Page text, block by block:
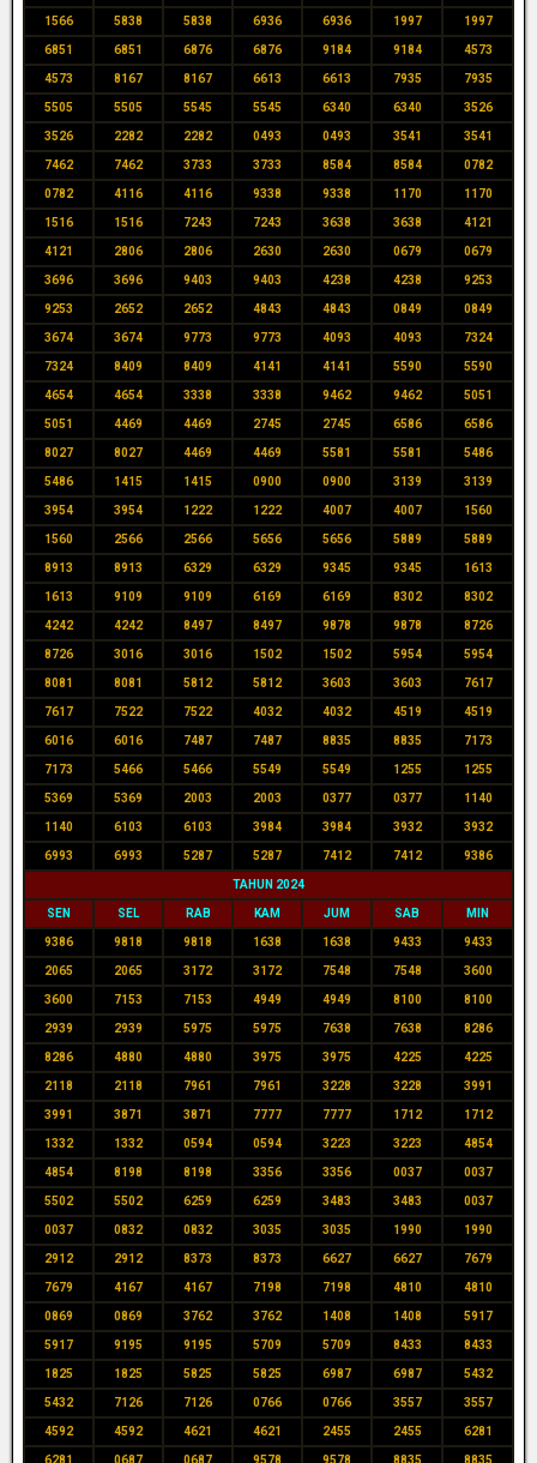
1566 5838 5838 6936 6936 1997 1997
6851 6851 6876 6876 9184 9184 4573
4573 8167 8167 6613 6613 7935 7935
5505 5505 5545 5545 6340 6340 3526
3526 2282 2282 0493 0493 3541 3541
7462 7462 3733 3733 8584 8584 0782
0782 4116 4116 9338 9338 1170 1170
1516 1516 7243 7243 3638 3638 4121
4121 2806 2806 2630 2630 0679 0679
3696 3696 9403 9403 4238 4238 9253
9253 2652 2652 4843 4843 0849 0849
3674 3674 9773 9773 4093 4093 7324
7324 8409 8409 4141 4141 5590 5590
4654 4654 3338 3338 9462 9462 5051
5051 4469 4469 2745 2745 6586 6586
8027 8027 4469 4469 5581 5581 5486
5486 1415 1415 0900 0900 3139 3139
3954 3954 1222 1222 4007 4007 1560
1560 2566 2566 5656 5656 5889 5889
8913 8913 6329 6329 9345 9345 1613
1613 9109 9109 6169 6169 8302 8302
4242 4242 8497 8497 9878 9878 8726
8726 3016 3016 1502 1502 5954 5954
8081 8081 5812 5812 3603 3603 7617
7617 7522 7522 4032 4032 4519 4519
6016 6016 7487 7487 8835 8835 7173
7173 5466 5466 5549 5549 1255 1255
5369 5369 2003 2003 0377 0377 1140
1140 6103 6103 3984 3984 3932 3932
6993 6993 5287 5287 7412 7412 9386
TAHUN 2024
SEN SEL RAB KAM JUM SAB MIN
9386 9818 9818 1638 1638 9433 9433
2065 2065 3172 3172 7548 7548 3600
3600 7153 7153 4949 4949 8100 8100
2939 2939 5975 5975 7638 7638 8286
8286 4880 4880 3975 3975 4225 4225
2118 2118 7961 7961 3228 3228 3991
3991 3871 3871 7777 7777 1712 1712
1332 1332 0594 0594 3223 3223 4854
4854 8198 8198 3356 3356 0037 0037
5502 5502 6259 6259 3483 3483 0037
0037 0832 0832 3035 3035 1990 1990
2912 2912 8373 8373 6627 6627 7679
7679 4167 4167 7198 7198 4810 4810
0869 0869 3762 3762 1408 1408 5917
5917 9195 9195 5709 5709 8433 8433
1825 1825 5825 5825 6987 6987 5432
5432 7126 7126 0766 0766 3557 3557
4592 4592 4621 4621 2455 2455 6281
6281 0687 0687 9578 9578 8835 8835